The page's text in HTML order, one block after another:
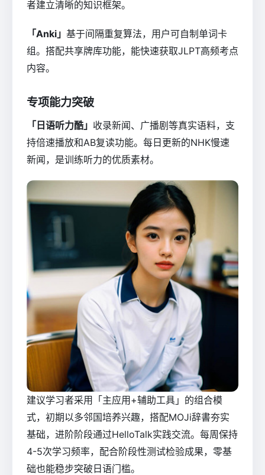
者建立清晰的知识框架。
「Anki」 基于间隔重复算法，用户可自制单词卡
组。搭配共享牌库功能，能快速获取JLPT高频考点
内容。
专项能力突破
「日语听力酷」 收录新闻、广播剧等真实语料，支
持倍速播放和AB复读功能。每日更新的NHK慢速
新闻，是训练听力的优质素材。
建议学习者采用「主应用+辅助工具」的组合模
式，初期以多邻国培养兴趣，搭配MOJi辞書夯实
基础，进阶阶段通过HelloTalk实践交流。每周保持
4-5次学习频率，配合阶段性测试检验成果，零基
础也能稳步突破日语门槛。